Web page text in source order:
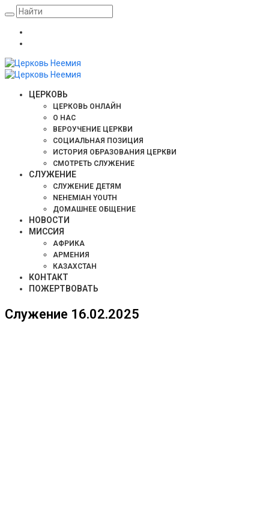
ЦЕРКОВЬ
ЦЕРКОВЬ ОНЛАЙН
О НАС
ВЕРОУЧЕНИЕ ЦЕРКВИ
СОЦИАЛЬНАЯ ПОЗИЦИЯ
ИСТОРИЯ ОБРАЗОВАНИЯ ЦЕРКВИ
СМОТРЕТЬ СЛУЖЕНИЕ
СЛУЖЕНИЕ
СЛУЖЕНИЕ ДЕТЯМ
NEHEMIAH YOUTH
ДОМАШНЕЕ ОБЩЕНИЕ
НОВОСТИ
МИССИЯ
АФРИКА
АРМЕНИЯ
КАЗАХСТАН
КОНТАКТ
ПОЖЕРТВОВАТЬ
Служение 16.02.2025